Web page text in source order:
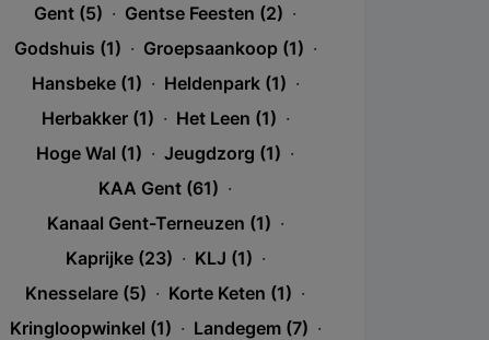
Gent (5) · Gentse Feesten (2) ·
Godshuis (1) · Groepsaankoop (1) ·
Hansbeke (1) · Heldenpark (1) ·
Herbakker (1) · Het Leen (1) ·
Hoge Wal (1) · Jeugdzorg (1) ·
KAA Gent (61) ·
Kanaal Gent-Terneuzen (1) ·
Kaprijke (23) · KLJ (1) ·
Knesselare (5) · Korte Keten (1) ·
Kringloopwinkel (1) · Landegem (7) ·